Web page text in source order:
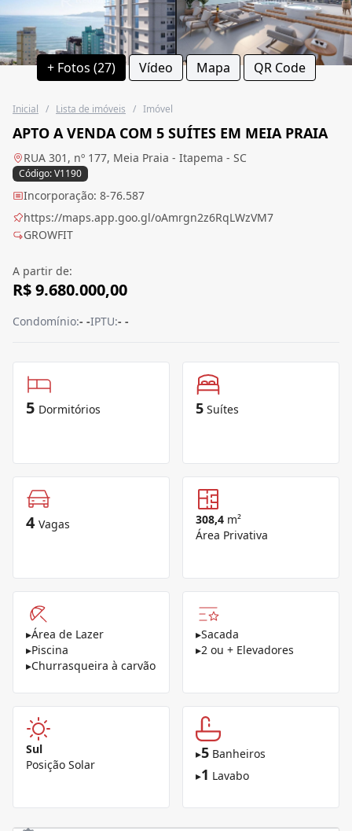
+ Fotos (27) Vídeo Mapa QR Code
Inicial / Lista de imóveis / Imóvel
APTO A VENDA COM 5 SUÍTES EM MEIA PRAIA
RUA 301, nº 177, Meia Praia - Itapema - SC
Código: V1190
Incorporação: 8-76.587
https://maps.app.goo.gl/oAmrgn2z6RqLWzVM7
GROWFIT
A partir de:
R$ 9.680.000,00
Condomínio:- -IPTU:- -
5 Dormitórios 5 Suítes
4 Vagas 308,4 m²
Área Privativa
▸Área de Lazer
▸Piscina
▸Churrasqueira à carvão
▸Sacada
▸2 ou + Elevadores
Sul
Posição Solar
▸5 Banheiros
▸1 Lavabo